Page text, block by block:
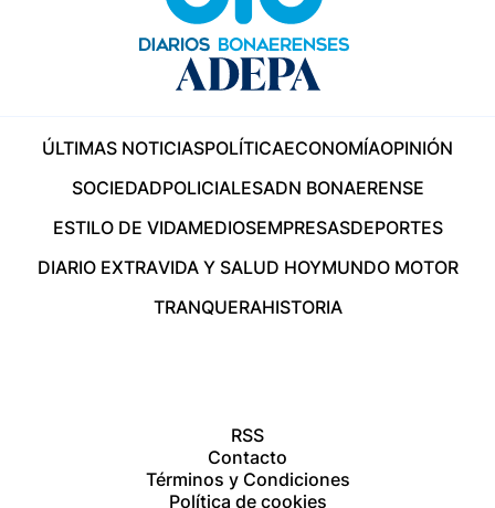
ÚLTIMAS NOTICIASPOLÍTICAECONOMÍAOPINIÓN
SOCIEDADPOLICIALESADN BONAERENSE
ESTILO DE VIDAMEDIOSEMPRESASDEPORTES
DIARIO EXTRAVIDA Y SALUD HOYMUNDO MOTOR
TRANQUERAHISTORIA
RSS
Contacto
Términos y Condiciones
Política de cookies